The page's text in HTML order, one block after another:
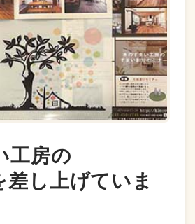
工房の
差し上げていま